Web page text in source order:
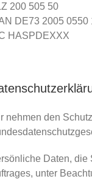
200 505 50
DE73 2005 0550
HASPDEXXX
nehmen den
Daten, die
unter